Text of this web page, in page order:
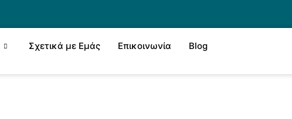
Σχετικά με Εμάς Επικοινωνία Blog